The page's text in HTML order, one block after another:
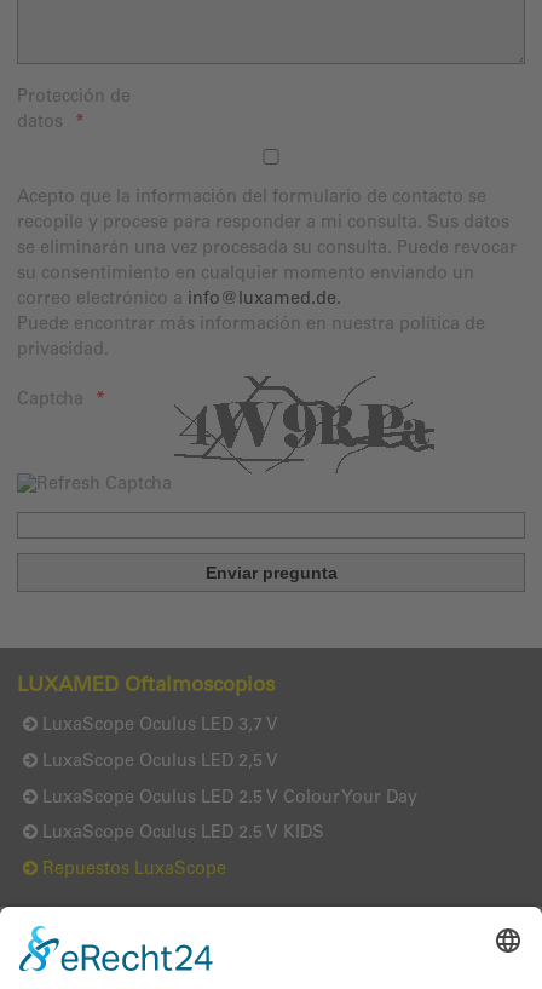
Protección de
datos
Acepto que la información del formulario de contacto se
recopile y procese para responder a mi consulta. Sus datos
se eliminarán una vez procesada su consulta. Puede revocar
su consentimiento en cualquier momento enviando un
correo electrónico a info@luxamed.de.
Puede encontrar más información en nuestra política de
privacidad.
Captcha
LUXAMED Oftalmoscopios
LuxaScope Oculus LED 3,7 V
LuxaScope Oculus LED 2,5 V
LuxaScope Oculus LED 2.5 V Colour Your Day
LuxaScope Oculus LED 2.5 V KIDS
Repuestos LuxaScope
LUXAMED GmbH & Co. KG
Daniel-Weil-Str. 3